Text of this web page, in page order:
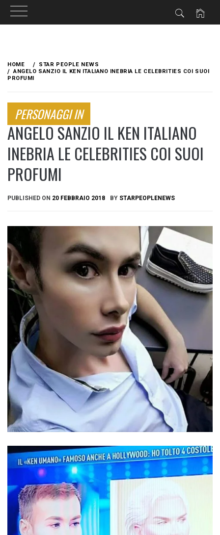
content
HOME
STAR PEOPLE NEWS
ANGELO SANZIO IL KEN ITALIANO INEBRIA LE CELEBRITIES COI SUOI
PROFUMI
PERSONAGGI IN
ANGELO SANZIO IL KEN ITALIANO
INEBRIA LE CELEBRITIES COI SUOI
PROFUMI
PUBLISHED ON 20 FEBBRAIO 2018 BY STARPEOPLENEWS